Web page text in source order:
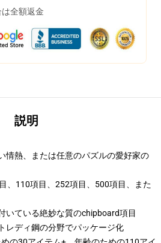
全額返金
説明
情熱、または任意のパズルの愛好家の
、110項目、252項目、500項目、また
いている絶妙な質のchipboard項目
レディ鋼の分野でパッケージ化